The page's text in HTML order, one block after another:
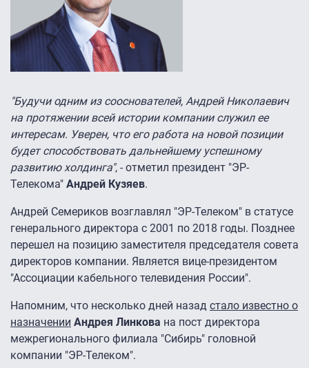
"Будучи одним из сооснователей, Андрей Николаевич
на протяжении всей истории компании служил ее
интересам. Уверен, что его работа на новой позиции
будет способствовать дальнейшему успешному
развитию холдинга", - отметил президент "ЭР-
Телекома" Андрей Кузяев.
Андрей Семериков возглавлял "ЭР-Телеком" в статусе
генерального директора с 2001 по 2018 годы. Позднее
перешел на позицию заместителя председателя совета
директоров компании. Является вице-президентом
"Ассоциации кабельного телевидения России".
Напомним, что несколько дней назад стало известно о
назначении Андрея Линкова на пост директора
межрегионального филиала "Сибирь" головной
компании "ЭР-Телеком".